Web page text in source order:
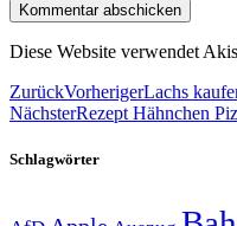
Diese Website verwendet
ZurückVorherigerLachs
NächsterRezept Hähnchen
Schlagwörter